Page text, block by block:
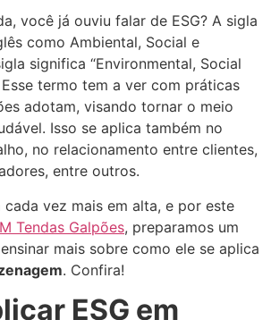
você já ouviu falar de ESG? A sigla
como Ambiental, Social e
significa “Environmental, Social
Esse termo tem a ver com práticas
adotam, visando tornar o meio
Isso se aplica também no
no relacionamento entre clientes,
entre outros.
cada vez mais em alta, e por este
Tendas Galpões, preparamos um
mais sobre como ele se aplica
. Confira!
ESG em